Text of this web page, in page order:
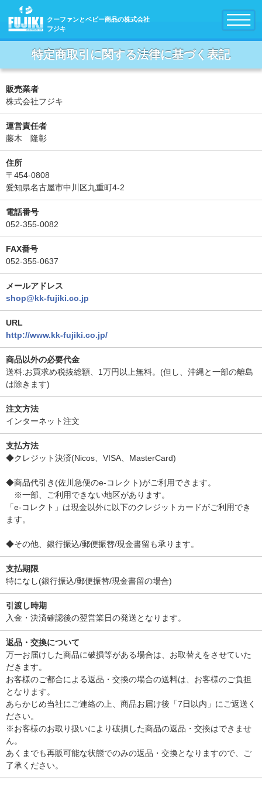
クーファンとベビー商品の株式会社
フジキ
特定商取引に関する法律に基づく表記
販売業者
株式会社フジキ
運営責任者
藤木 隆彰
住所
〒454-0808
愛知県名古屋市中川区九重町4-2
電話番号
052-355-0082
FAX番号
052-355-0637
メールアドレス
shop@kk-fujiki.co.jp
URL
http://www.kk-fujiki.co.jp/
商品以外の必要代金
送料:お買求め税抜総額、1万円以上無料。(但し、沖縄と一部の離島
は除きます)
注文方法
インターネット注文
支払方法
◆クレジット決済(Nicos、VISA、MasterCard)
◆商品代引き(佐川急便のe-コレクト)がご利用できます。
※一部、ご利用できない地区があります。
「e-コレクト」は現金以外に以下のクレジットカードがご利用でき
ます。
◆その他、銀行振込/郵便振替/現金書留も承ります。
支払期限
特になし(銀行振込/郵便振替/現金書留の場合)
引渡し時期
入金・決済確認後の翌営業日の発送となります。
返品・交換について
万一お届けした商品に破損等がある場合は、お取替えをさせていた
だきます。
お客様のご都合による返品・交換の場合の送料は、お客様のご負担
となります。
あらかじめ当社にご連絡の上、商品お届け後「7日以内」にご返送く
ださい。
※お客様のお取り扱いにより破損した商品の返品・交換はできませ
ん。
あくまでも再販可能な状態でのみの返品・交換となりますので、ご
了承ください。